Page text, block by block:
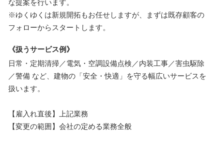
な提案を行います。
※ゆくゆくは新規開拓もお任せしますが、まずは既存顧客の
フォローからスタートします。
《扱うサービス例》
日常・定期清掃／電気・空調設備点検／内装工事／害虫駆除
／警備 など、建物の「安全・快適」を守る幅広いサービスを
扱います。
【雇入れ直後】上記業務
【変更の範囲】会社の定める業務全般